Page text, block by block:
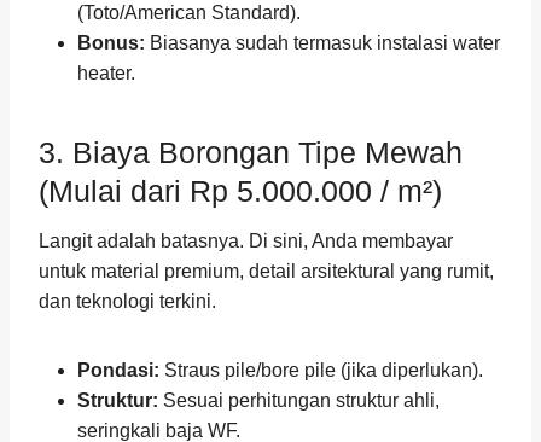
(Toto/American Standard).
Bonus: Biasanya sudah termasuk instalasi water
heater.
3. Biaya Borongan Tipe Mewah
(Mulai dari Rp 5.000.000 / m²)
Langit adalah batasnya. Di sini, Anda membayar
untuk material premium, detail arsitektural yang rumit,
dan teknologi terkini.
Pondasi: Straus pile/bore pile (jika diperlukan).
Struktur: Sesuai perhitungan struktur ahli,
seringkali baja WF.